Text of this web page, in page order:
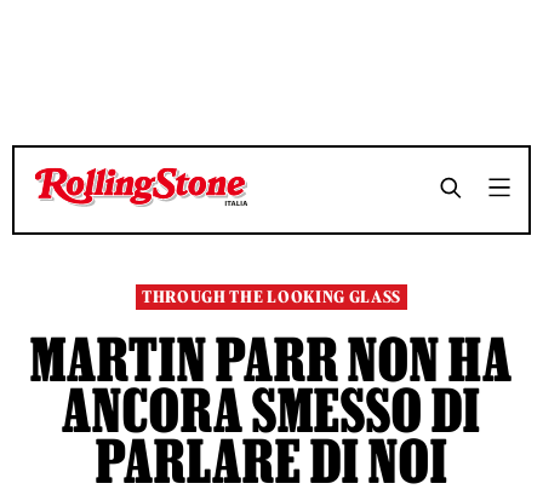
TEMPO DI LETTURA 7 MINUTI SHARE
TEMPO DI LETTURA 7 MINUTI SHARE
THROUGH THE LOOKING GLASS
MARTIN PARR NON HA
ANCORA SMESSO DI
PARLARE DI NOI